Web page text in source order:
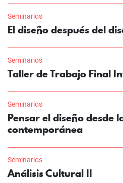
Seminarios
El diseño después del
Seminarios
Taller de Trabajo Final
Seminarios
Pensar el diseño desde
contemporánea
Seminarios
Análisis Cultural II